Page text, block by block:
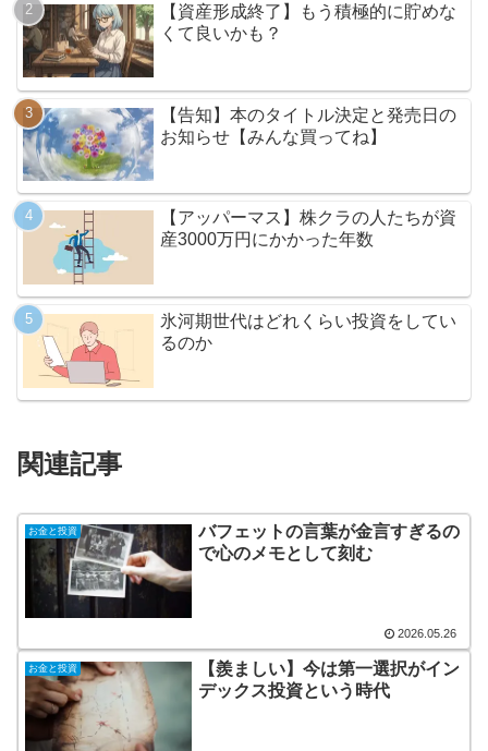
【資産形成終了】もう積極的に貯めな
くて良いかも？
【告知】本のタイトル決定と発売日の
お知らせ【みんな買ってね】
【アッパーマス】株クラの人たちが資
産3000万円にかかった年数
氷河期世代はどれくらい投資をしてい
るのか
関連記事
お金と投資
バフェットの言葉が金言すぎるの
で心のメモとして刻む
2026.05.26
お金と投資
【羨ましい】今は第一選択がイン
デックス投資という時代